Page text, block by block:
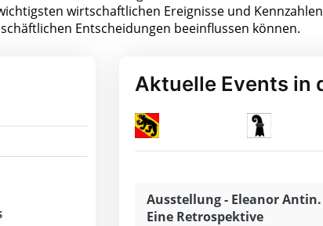
wirtschaftlichen Ereignisse und
Entscheidungen beeinflussen können.
Aktuelle Events in
Ausstellung - Eleanor Antin.
Eine Retrospektive